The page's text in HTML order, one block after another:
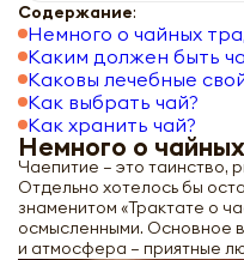
Содержание:
Немного о чайных
Каким должен быть
Каковы лечебные
Как выбрать чай?
Как хранить чай?
Немного о
Чаепитие – это таинство,
Отдельно хотелось бы
знаменитом «Трактате о
осмысленными. Основное
и атмосфера – приятные